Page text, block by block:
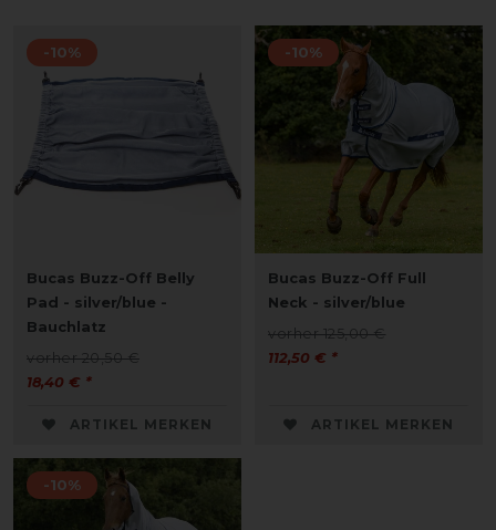
-10%
Bucas Buzz-Off Belly
Pad - silver/blue -
Bauchlatz
vorher 20,50 €
18,40 € *
ARTIKEL MERKEN
-10%
Bucas Buzz-Off Full
Neck - silver/blue
vorher 125,00 €
112,50 € *
ARTIKEL MERKEN
-10%